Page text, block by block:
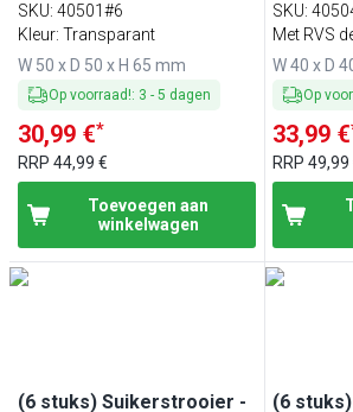
SKU: 40501#6
Kleur: Transparant
W 50 x D 50 x H 65 mm
Op voorraad!: 3 - 5 dagen
30,99 €*
RRP 44,99 €
Toevoegen aan
winkelwagen
SKU:
Met RVS
W 40 x D
Op
33,99 €
RRP49,99
(6 stuks) Suikerstrooier -
(6